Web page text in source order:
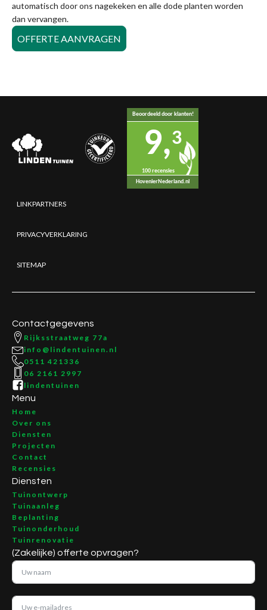
automatisch door ons nagekeken en alle dode planten worden
dan vervangen.
OFFERTE AANVRAGEN
Beoordeeld door klanten!
9,3
100 recensies
HovenierNederland.nl
LINKPARTNERS
PRIVACYVERKLARING
SITEMAP
Contactgegevens
Rijksstraatweg 77a
info@lindentuinen.nl
0511 421336
06 2161 2997
lindentuinen
Menu
Home
Over ons
Diensten
Projecten
Contact
Recensies
Diensten
Tuinontwerp
Tuinaanleg
Beplanting
Tuinonderhoud
Tuinrenovatie
(Zakelijke) offerte opvragen?